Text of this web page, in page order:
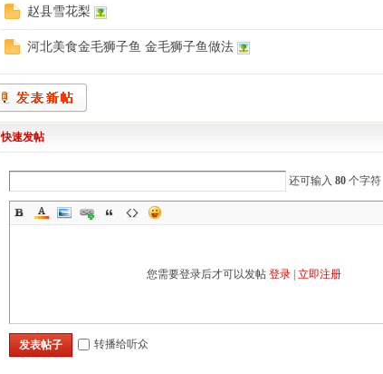
赵县雪花梨
河北美食金毛狮子鱼 金毛狮子鱼做法
快速发帖
还可输入 80 个字符
您需要登录后才可以发帖 登录| 立即注册
发表帖子 转播给听众